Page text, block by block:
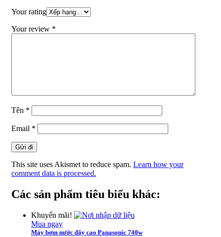
Your rating
Your review *
Tên *
Email *
This site uses Akismet to reduce spam. Learn how your
comment data is processed.
Các sản phẩm tiêu biểu khác:
Khuyến mãi!
Mua ngay
Máy bơm nước đẩy cao Panasonic 740w